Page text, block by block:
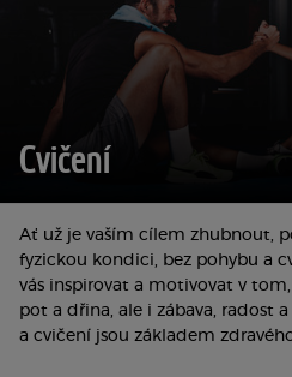
Cvičení
Ať už je vaším cílem zhubnout,
fyzickou kondici, bez pohybu a
vás inspirovat a motivovat v
pot a dřina, ale i zábava, radost
a cvičení jsou základem